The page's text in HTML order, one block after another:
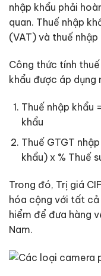
nhập khẩu phải
quan. Thuế nhập
(VAT) và thuế nhập
Công thức tính
khẩu được áp dụng
Thuế nhập khẩu
khẩu
Thuế GTGT
khẩu) x % Thuế
Trong đó, Trị giá
hóa cộng với tất
hiểm để đưa hàng
Nam.